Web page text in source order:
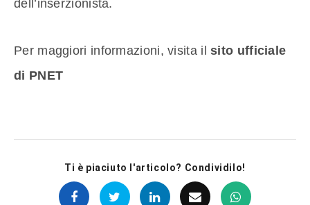
dell’inserzionista.
Per maggiori informazioni, visita ilsito ufficiale
di PNET
Ti è piaciuto l'articolo? Condividilo!